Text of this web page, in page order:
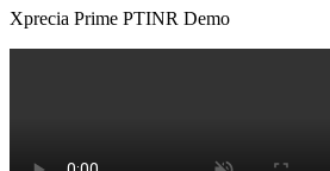
Xprecia Prime PTINR Demo